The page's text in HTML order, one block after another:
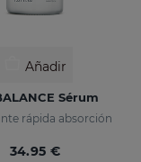
Añadir
Sérum
rápida absorción
34.95 €